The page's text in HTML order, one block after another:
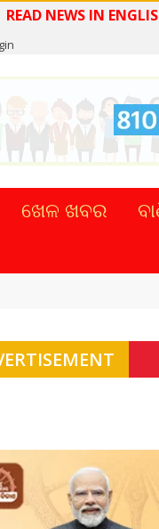
NEWS IN ENGLISH (
ଖେଳ ଖବର